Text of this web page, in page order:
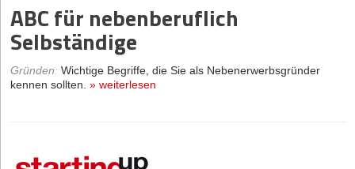
ABC für nebenberuflich
Selbständige
Gründen: Wichtige Begriffe, die Sie als Nebenerwerbsgründer
kennen sollten. » weiterlesen